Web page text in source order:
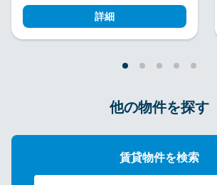
詳細
他の物件を探す
賃貸物件を検索